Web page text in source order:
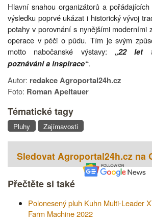
Hlavní snahou organizátorů a
výsledku poprvé ukázat i historický vývoj
potahy v porovnání s nynějšími moderními
operace v péči o půdu. Tím je svým
motto nabočanské výstavy: „22 let
poznávání a inspirace“.
Autor: redakce Agroportal24h.cz
Foto: Roman Apeltauer
Tématické tagy
Pluhy Zajímavosti
Sledovat Agroportal24h.cz na
Přečtěte si také
Polonesený pluh Kuhn Multi-Leader
Farm Machine 2022